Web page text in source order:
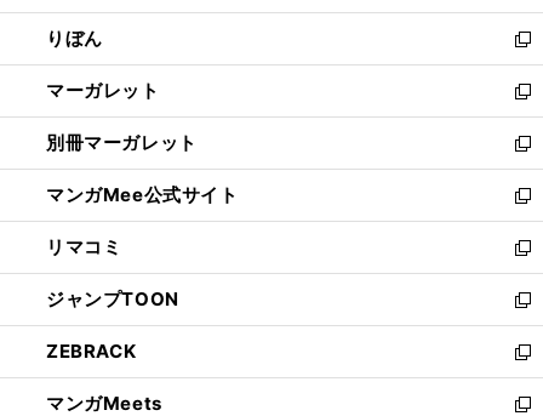
開
く
ウ
で
開
く
ン
ド
ウ
で
開
く
ウ
ィ
ン
ド
ウ
で
開
く
りぼん
新
し
い
ウ
ィ
ン
ド
ウ
で
開
く
マーガレット
新
し
い
ウ
ィ
ン
ド
ウ
で
開
く
別冊マーガレット
新
し
い
ウ
ィ
ン
ド
ウ
で
開
く
マンガMee公式サイト
新
し
い
ウ
ィ
ン
ド
ウ
で
リマコミ
新
し
い
ウ
ィ
ン
ド
ジャンプTOON
新
し
い
ウ
ィ
ZEBRACK
新
し
い
マンガMeets 新